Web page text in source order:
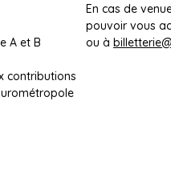
A et B
contributions
En cas de
pouvoir vous
ou à